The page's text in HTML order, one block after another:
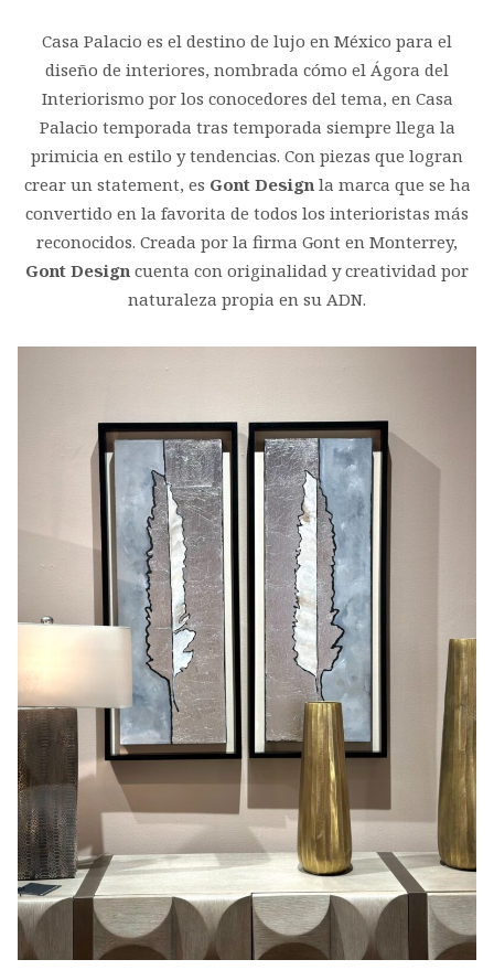
Casa Palacio es el destino de lujo en México para el
diseño de interiores, nombrada cómo el Ágora del
Interiorismo por los conocedores del tema, en Casa
Palacio temporada tras temporada siempre llega la
primicia en estilo y tendencias. Con piezas que logran
crear un statement, es Gont Designla marca que se ha
convertido en la favorita de todos los interioristas más
reconocidos. Creada por la firma Gont en Monterrey,
Gont Design cuenta con originalidad y creatividad por
naturaleza propia en su ADN.